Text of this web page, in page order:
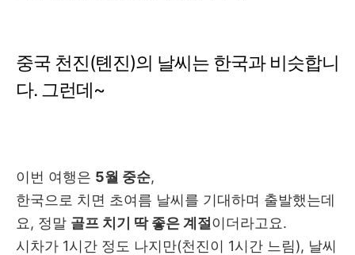
중국 천진(톈진)의 날씨는 한국과 비슷합니
다. 그런데~
이번 여행은 5월 중순,
한국으로 치면 초여름 날씨를 기대하며 출발했는데
요, 정말 골프 치기 딱 좋은 계절이더라고요.
시차가 1시간 정도 나지만(천진이 1시간 느림), 날씨